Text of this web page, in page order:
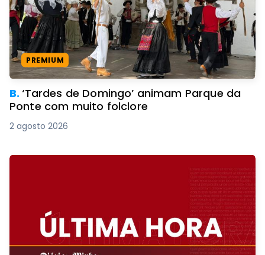
PREMIUM
B.‘Tardes de Domingo’ animam Parque da
Ponte com muito folclore
2 agosto 2026